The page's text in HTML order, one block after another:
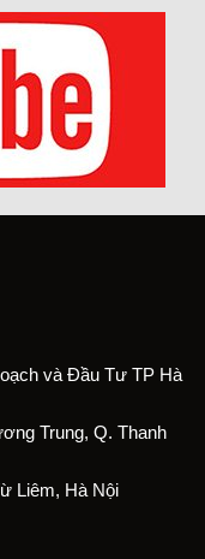
và Đầu Tư TP Hà
Trung, Q. Thanh
Liêm, Hà Nội